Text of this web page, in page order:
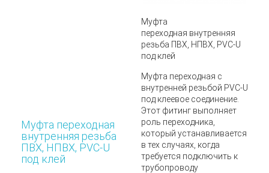
Муфта переходная
внутренняя резьба
ПВХ, НПВХ, PVC-U
под клей
Муфта
переходная внутренняя
резьба ПВХ, НПВХ, PVC-U
под клей
Муфта переходная с
внутренней резьбой PVC-U
под клеевое соединение.
Этот фитинг выполняет
роль переходника,
который устанавливается
в тех случаях, когда
требуется подключить к
трубопроводу